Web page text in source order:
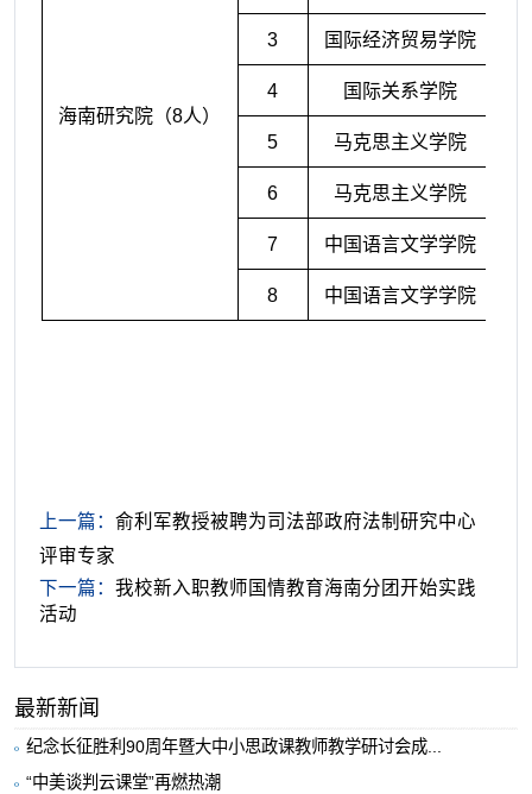
海南研究院（8人）
3 国际经济贸易学院
4 国际关系学院
5 马克思主义学院
6 马克思主义学院
7 中国语言文学学院
8 中国语言文学学院
上一篇： 俞利军教授被聘为司法部政府法制研究中心
评审专家
下一篇： 我校新入职教师国情教育海南分团开始实践
活动
最新新闻
纪念长征胜利90周年暨大中小思政课教师教学研讨会成...
“中美谈判云课堂”再燃热潮